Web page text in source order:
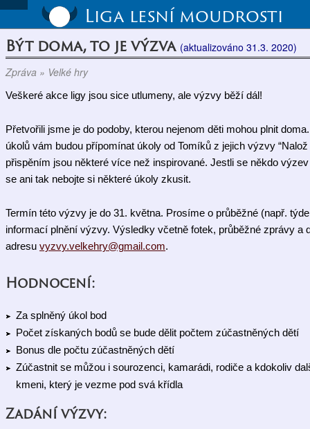
Liga lesní moudrosti
Být doma, to je výzva (aktualizováno 31.3. 2020)
Zpráva » Velké hry
Veškeré akce ligy jsou sice utlumeny, ale výzvy běží dál!
Přetvořili jsme je do podoby, kterou nejenom děti mohou plnit
úkolů vám budou přípomínat úkoly od Tomíků z jejich výzvy “Nalož
přispěním jsou některé více než inspirované. Jestli se někdo
se ani tak nebojte si některé úkoly zkusit.
Termín této výzvy je do 31. května. Prosíme o průběžné (např.
informací plnění výzvy. Výsledky včetně fotek, průběžné zprávy a
adresu vyzvy.velkehry@gmail.com.
Hodnocení:
Za splněný úkol bod
Počet získaných bodů se bude dělit počtem zúčastněných dětí
Bonus dle počtu zúčastněných dětí
Zúčastnit se můžou i sourozenci, kamarádi, rodiče a kdokoliv
kmeni, který je vezme pod svá křídla
Zadání výzvy: